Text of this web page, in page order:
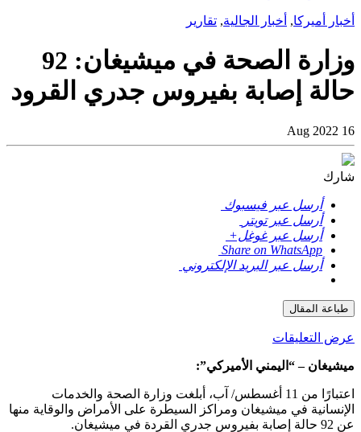
أخبار أميركا, أخبار الجالية, تقارير
وزارة الصحة في ميشيغان: 92
حالة إصابة بفيروس جدري القرود
16 Aug 2022
شارك
أرسل عبر فيسبوك
أرسل عبر تويتر
أرسل عبر غوغل+
Share on WhatsApp
أرسل عبر البريد الإلكتروني
طباعة المقال
عرض التعليقات
ميشيغان – “اليمني الأميركي”:
اعتبارًا من 11 أغسطس/ آب، أبلغت وزارة الصحة والخدمات
الإنسانية في ميشيغان ومراكز السيطرة على الأمراض والوقاية منها
عن 92 حالة إصابة بفيروس جدري القردة في ميشيغان.